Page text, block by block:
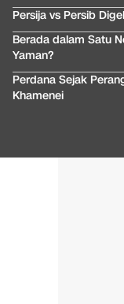
Persija vs Persib
Berada dalam Satu
Yaman?
Perdana Sejak
Khamenei